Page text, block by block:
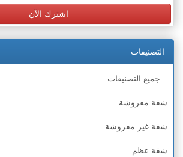
اشترك الآن
التصنيفات
.. جميع التصنيفات ..
شقة مفروشة
شقة غير مفروشة
شقة عظم